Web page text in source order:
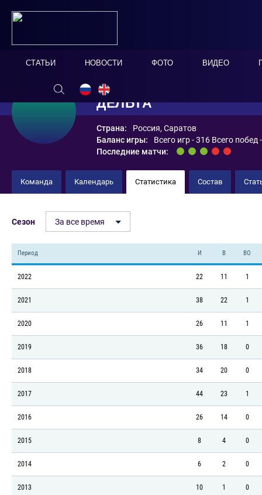
СТАТЬИ НОВОСТИ ФОТО ВИДЕО
ДЕЛЬТА
Страна:
Россия, Саратов
Баланс игры:
Всего игр - 316 Всего
Последние матчи:
Команда Календарь Статистика Состав
Сезон За все время
Период И В ВО
2022 22 11 1
2021 38 22 1
2020 26 11 1
2019 36 18 0
2018 34 20 0
2017 44 23 1
2016 26 14 0
2015 8 4 0
2014 6 2 0
2013 10 1 0